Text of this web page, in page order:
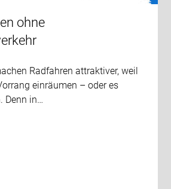
ohne
Radfahren attraktiver, weil
einräumen – oder es
Denn in…